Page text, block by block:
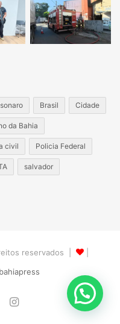
Brasil Cidade
da Bahia
civil Policia Federal
salvador
reservados |
bahiapress
Instagram